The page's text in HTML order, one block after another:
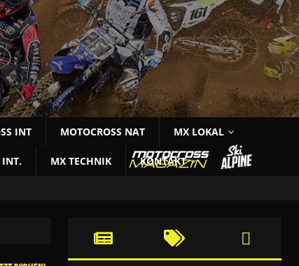
INT MOTOCROSS NAT MX LOKAL
INT. MX TECHNIK KONTAKT